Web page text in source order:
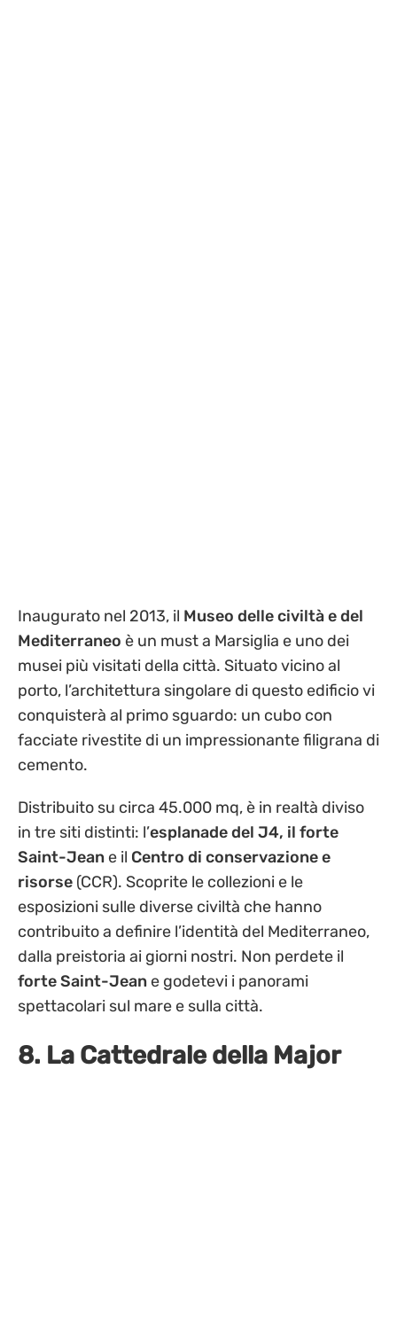
Inaugurato nel 2013, il Museo delle civiltà e del
Mediterraneo è un must a Marsiglia e uno dei
musei più visitati della città. Situato vicino al
porto, l’architettura singolare di questo edificio vi
conquisterà al primo sguardo: un cubo con
facciate rivestite di un impressionante filigrana di
cemento.
Distribuito su circa 45.000 mq, è in realtà diviso
in tre siti distinti: l’esplanade del J4, il forte
Saint-Jean e il Centro di conservazione e
risorse (CCR). Scoprite le collezioni e le
esposizioni sulle diverse civiltà che hanno
contribuito a definire l’identità del Mediterraneo,
dalla preistoria ai giorni nostri. Non perdete il
forte Saint-Jean e godetevi i panorami
spettacolari sul mare e sulla città.
8. La Cattedrale della Major